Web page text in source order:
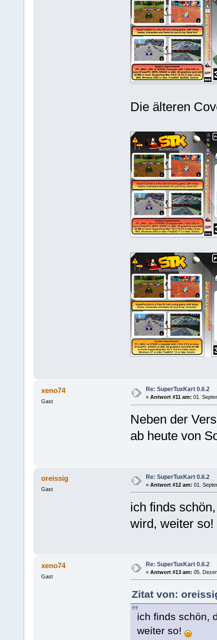
Die älteren
xeno74
Gast
Re: SuperTuxKart 0.6.2
« Antwort #11 am: 01.
Neben der
ab heute von
oreissig
Gast
Re: SuperTuxKart 0.6.2
« Antwort #12 am: 01.
ich finds
wird, weiter so!
xeno74
Gast
Re: SuperTuxKart 0.6.2
« Antwort #13 am: 05.
Zitat von:
ich finds schön,
weiter so!